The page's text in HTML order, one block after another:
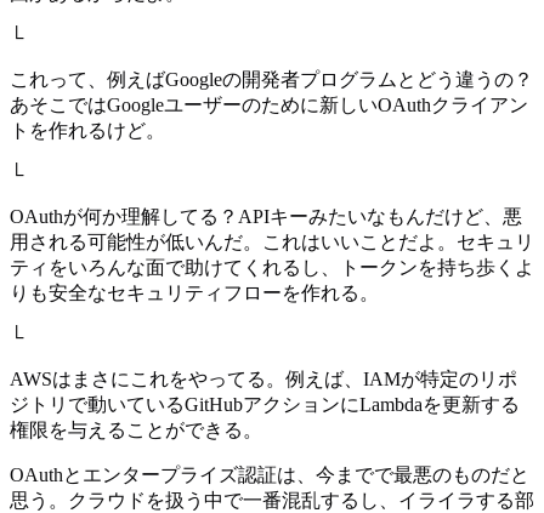
└
これって、例えばGoogleの開発者プログラムとどう違うの？
あそこではGoogleユーザーのために新しいOAuthクライアン
トを作れるけど。
└
OAuthが何か理解してる？APIキーみたいなもんだけど、悪
用される可能性が低いんだ。これはいいことだよ。セキュリ
ティをいろんな面で助けてくれるし、トークンを持ち歩くよ
りも安全なセキュリティフローを作れる。
└
AWSはまさにこれをやってる。例えば、IAMが特定のリポ
ジトリで動いているGitHubアクションにLambdaを更新する
権限を与えることができる。
OAuthとエンタープライズ認証は、今までで最悪のものだと
思う。クラウドを扱う中で一番混乱するし、イライラする部